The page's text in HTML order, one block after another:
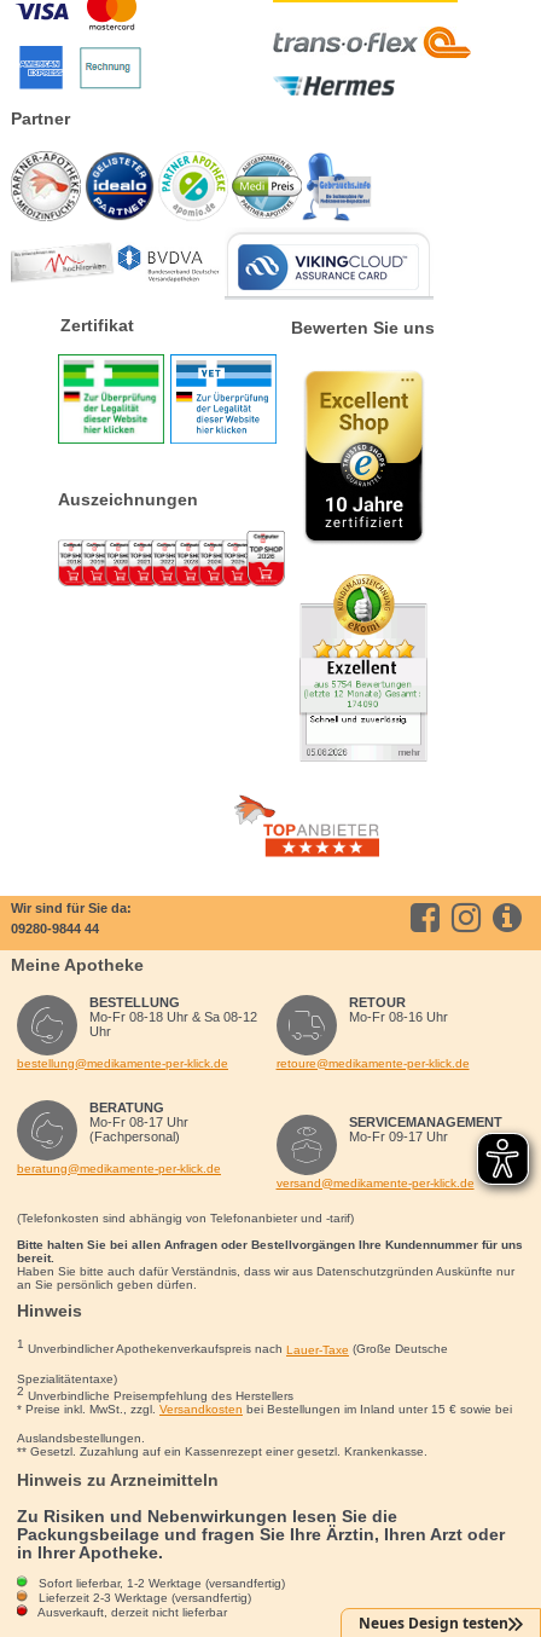
Neues Design testen
Partner
Zertifikat
Auszeichnungen
Bewerten Sie uns
Wir sind für Sie da:
09280-9844 44
Meine Apotheke
BESTELLUNG
Mo-Fr 08-18 Uhr & Sa 08-12
Uhr
bestellung@medikamente-per-klick.de
BERATUNG
Mo-Fr 08-17 Uhr
(Fachpersonal)
beratung@medikamente-per-klick.de
RETOUR
Mo-Fr 08-16 Uhr
retoure@medikamente-per-klick.de
SERVICEMANAGEMENT
Mo-Fr 09-17 Uhr
versand@medikamente-per-klick.de
(Telefonkosten sind abhängig von Telefonanbieter und -tarif)
Bitte halten Sie bei allen Anfragen oder Bestellvorgängen Ihre Kundennummer für uns
bereit.
Haben Sie bitte auch dafür Verständnis, dass wir aus Datenschutzgründen Auskünfte nur
an Sie persönlich geben dürfen.
Hinweis
1 Unverbindlicher Apothekenverkaufspreis nach Lauer-Taxe (Große Deutsche
Spezialitätentaxe)
2 Unverbindliche Preisempfehlung des Herstellers
* Preise inkl. MwSt., zzgl. Versandkosten bei Bestellungen im Inland unter 15 €sowie bei
Auslandsbestellungen.
** Gesetzl. Zuzahlung auf ein Kassenrezept einer gesetzl. Krankenkasse.
Hinweis zu Arzneimitteln
Zu Risiken und Nebenwirkungen lesen Sie die
Packungsbeilage und fragen Sie Ihre Ärztin, Ihren Arzt oder
in Ihrer Apotheke.
Sofort lieferbar, 1-2 Werktage (versandfertig)
Lieferzeit 2-3 Werktage (versandfertig)
Ausverkauft, derzeit nicht lieferbar